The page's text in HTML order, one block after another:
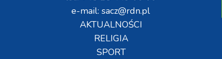
e-mail: sacz@rdn.pl
AKTUALNOŚCI
RELIGIA
SPORT